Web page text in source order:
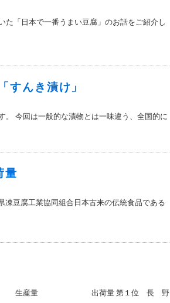
た「日本で一番うまい豆腐」のお話をご紹介し
すんき漬け」
。 今回は一般的な漬物とは一味違う、全国的に
量
豆腐工業協同組合日本古来の伝統食品である
量 出荷量 第１位 長 野